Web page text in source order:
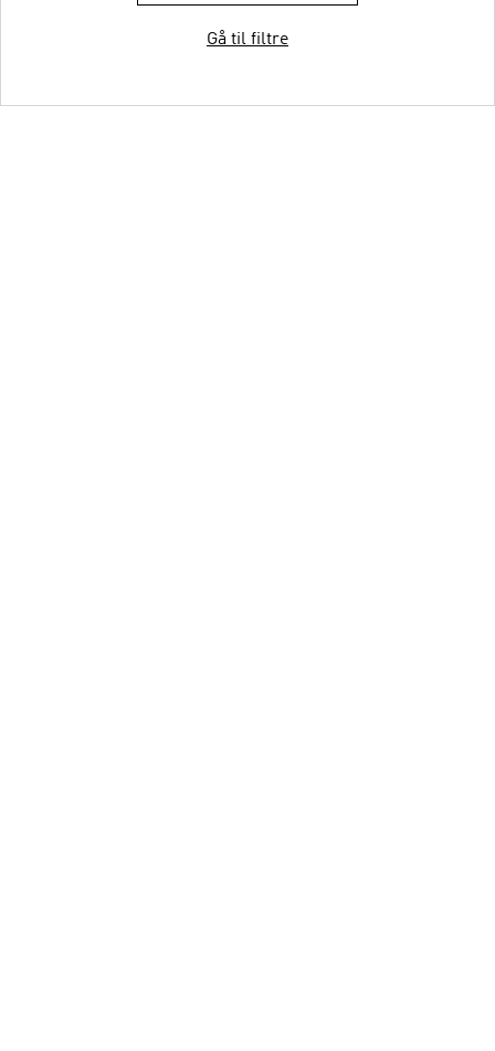
Gå til filtre